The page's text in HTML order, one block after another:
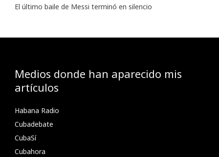
El último baile de Messi terminó en silencio
Medios donde han aparecido mis
artículos
Habana Radio
Cubadebate
CubaSí
Cubahora